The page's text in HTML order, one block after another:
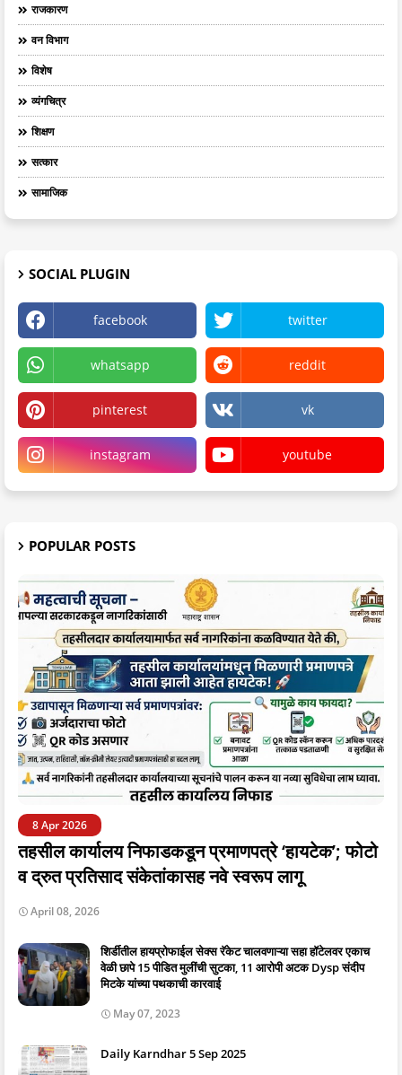
राजकारण
वन विभाग
विशेष
व्यंगचित्र
शिक्षण
सत्कार
सामाजिक
SOCIAL PLUGIN
facebook twitter
whatsapp reddit
pinterest vk
instagram youtube
POPULAR POSTS
8 Apr 2026
तहसील कार्यालय निफाडकडून प्रमाणपत्रे ‘हायटेक’; फोटो
व द्रुत प्रतिसाद संकेतांकासह नवे स्वरूप लागू
April 08, 2026
शिर्डीतील हायप्रोफाईल सेक्स रॅकेट चालवणाऱ्या सहा हॉटेलवर एकाच
वेळी छापे 15 पीडित मुलींची सुटका, 11 आरोपी अटक Dysp संदीप
मिटके यांच्या पथकाची कारवाई
May 07, 2023
Daily Karndhar 5 Sep 2025